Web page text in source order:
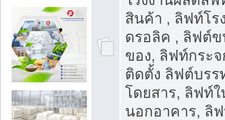
สินค้า , ลิฟท์โร
ดรอลิค , ลิฟต์
ของ, ลิฟท์กระ
ติดตั้ง ลิฟต์บร
โดยสาร, ลิฟท์
นอกอาคาร, ลิ